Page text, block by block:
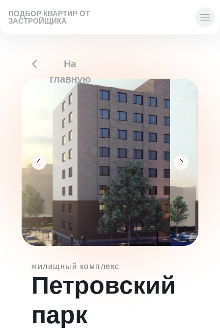
ПОДБОР КВАРТИР ОТ
ЗАСТРОЙЩИКА
На
главную
жилищный комплекс
Петровский
парк